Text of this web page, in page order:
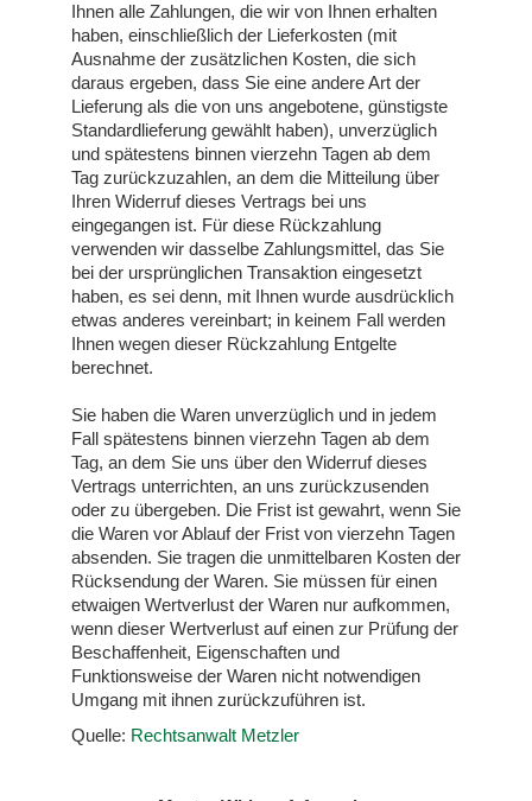
Ihnen alle Zahlungen, die wir von Ihnen erhalten
haben, einschließlich der Lieferkosten (mit
Ausnahme der zusätzlichen Kosten, die sich
daraus ergeben, dass Sie eine andere Art der
Lieferung als die von uns angebotene, günstigste
Standardlieferung gewählt haben), unverzüglich
und spätestens binnen vierzehn Tagen ab dem
Tag zurückzuzahlen, an dem die Mitteilung über
Ihren Widerruf dieses Vertrags bei uns
eingegangen ist. Für diese Rückzahlung
verwenden wir dasselbe Zahlungsmittel, das Sie
bei der ursprünglichen Transaktion eingesetzt
haben, es sei denn, mit Ihnen wurde ausdrücklich
etwas anderes vereinbart; in keinem Fall werden
Ihnen wegen dieser Rückzahlung Entgelte
berechnet.
Sie haben die Waren unverzüglich und in jedem
Fall spätestens binnen vierzehn Tagen ab dem
Tag, an dem Sie uns über den Widerruf dieses
Vertrags unterrichten, an uns zurückzusenden
oder zu übergeben. Die Frist ist gewahrt, wenn Sie
die Waren vor Ablauf der Frist von vierzehn Tagen
absenden. Sie tragen die unmittelbaren Kosten der
Rücksendung der Waren. Sie müssen für einen
etwaigen Wertverlust der Waren nur aufkommen,
wenn dieser Wertverlust auf einen zur Prüfung der
Beschaffenheit, Eigenschaften und
Funktionsweise der Waren nicht notwendigen
Umgang mit ihnen zurückzuführen ist.
Quelle: Rechtsanwalt Metzler